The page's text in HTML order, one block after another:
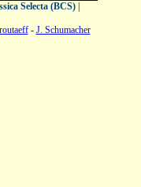
Selecta (BCS)|
- J. Schumacher